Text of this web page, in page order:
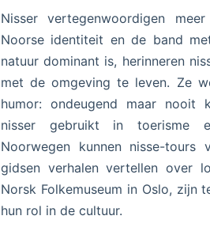
Nisser vertegenwoordigen
Noorse identiteit en de band
natuur dominant is, herinneren
met de omgeving te leven. Ze
humor: ondeugend maar nooit
nisser gebruikt in toerisme
Noorwegen kunnen nisse-tours
gidsen verhalen vertellen over
Norsk Folkemuseum in Oslo, zijn
hun rol in de cultuur.